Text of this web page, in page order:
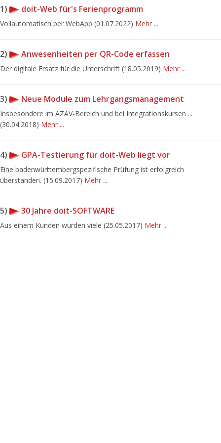
1) doit-Web für's Ferienprogramm
Vollautomatisch per WebApp (01.07.2022) Mehr ...
2) Anwesenheiten per QR-Code erfassen
Der digitale Ersatz für die Unterschrift (18.05.2019) Mehr ...
3) Neue Module zum Lehrgangsmanagement
Insbesondere im AZAV-Bereich und bei Integrationskursen ...
(30.04.2018) Mehr ...
4) GPA-Testierung für doit-Web liegt vor
Eine badenwürttembergspezifische Prüfung ist erfolgreich
überstanden. (15.09.2017) Mehr ...
5) 30 Jahre doit-SOFTWARE
Aus einem Kunden wurden viele (25.05.2017) Mehr ...